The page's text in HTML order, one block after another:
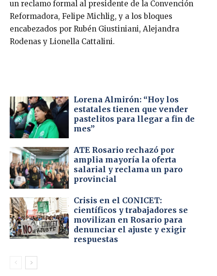
un reclamo formal al presidente de la Convención
Reformadora, Felipe Michlig, y a los bloques
encabezados por Rubén Giustiniani, Alejandra
Rodenas y Lionella Cattalini.
Lorena Almirón: “Hoy los
estatales tienen que vender
pastelitos para llegar a fin de
mes”
ATE Rosario rechazó por
amplia mayoría la oferta
salarial y reclama un paro
provincial
Crisis en el CONICET:
científicos y trabajadores se
movilizan en Rosario para
denunciar el ajuste y exigir
respuestas